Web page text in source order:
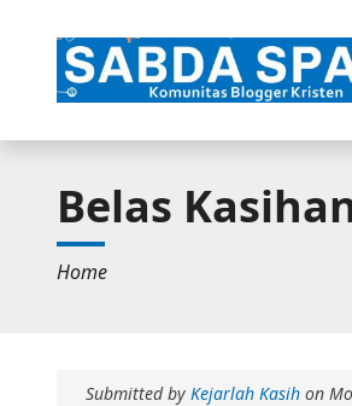
Belas
Home
Submitted by Kejarlah Kasih on